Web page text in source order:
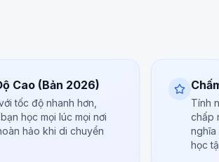
Cao (Bản 2026)
tốc độ nhanh hơn,
học mọi lúc mọi nơi
hảo khi di chuyển
Tính
chấp
nghĩa
học